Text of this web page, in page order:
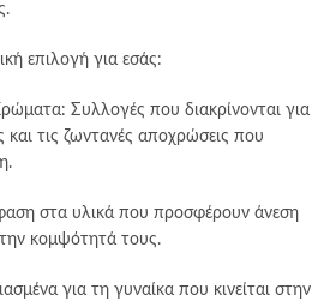
επιλογή για εσάς:
Συλλογές που διακρίνονται για
και τις ζωντανές αποχρώσεις που
στα υλικά που προσφέρουν άνεση
κομψότητά τους.
για τη γυναίκα που κινείται στην